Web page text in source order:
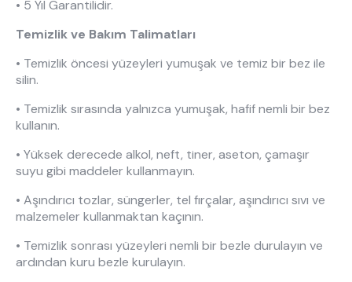
• 5 Yıl Garantilidir.
Temizlik ve Bakım Talimatları
• Temizlik öncesi yüzeyleri yumuşak ve temiz bir bez ile
silin.
• Temizlik sırasında yalnızca yumuşak, hafif nemli bir bez
kullanın.
• Yüksek derecede alkol, neft, tiner, aseton, çamaşır
suyu gibi maddeler kullanmayın.
• Aşındırıcı tozlar, süngerler, tel fırçalar, aşındırıcı sıvı ve
malzemeler kullanmaktan kaçının.
• Temizlik sonrası yüzeyleri nemli bir bezle durulayın ve
ardından kuru bezle kurulayın.